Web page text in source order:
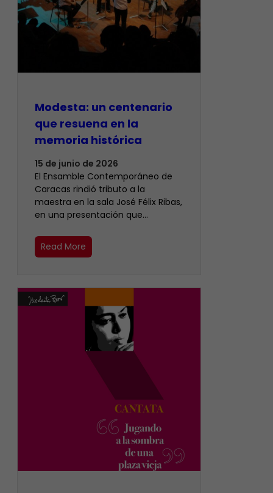
Modesta: un centenario
que resuena en la
memoria histórica
15 de junio de 2026
El Ensamble Contemporáneo de
Caracas rindió tributo a la
maestra en la sala José Félix Ribas,
en una presentación que…
Read More